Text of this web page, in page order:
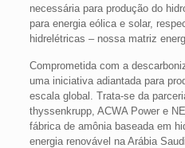
necessária para produção do
para energia eólica e solar,
hidrelétricas – nossa matriz
Comprometida com a
uma iniciativa adiantada para
escala global. Trata-se da
thyssenkrupp, ACWA Power e
fábrica de amônia baseada em
energia renovável na Arábia